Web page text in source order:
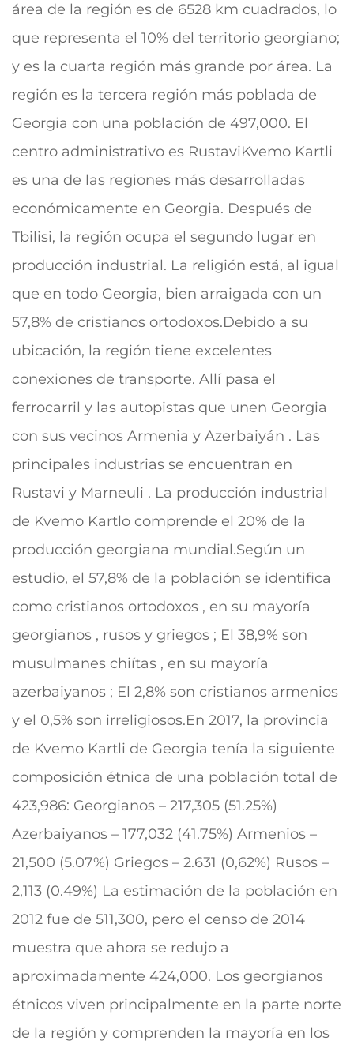
área de la región es de 6528 km cuadrados, lo
que representa el 10% del territorio georgiano;
y es la cuarta región más grande por área. La
región es la tercera región más poblada de
Georgia con una población de 497,000. El
centro administrativo es RustaviKvemo Kartli
es una de las regiones más desarrolladas
económicamente en Georgia. Después de
Tbilisi, la región ocupa el segundo lugar en
producción industrial. La religión está, al igual
que en todo Georgia, bien arraigada con un
57,8% de cristianos ortodoxos.Debido a su
ubicación, la región tiene excelentes
conexiones de transporte. Allí pasa el
ferrocarril y las autopistas que unen Georgia
con sus vecinos Armenia y Azerbaiyán . Las
principales industrias se encuentran en
Rustavi y Marneuli . La producción industrial
de Kvemo Kartlo comprende el 20% de la
producción georgiana mundial.Según un
estudio, el 57,8% de la población se identifica
como cristianos ortodoxos , en su mayoría
georgianos , rusos y griegos ; El 38,9% son
musulmanes chiítas , en su mayoría
azerbaiyanos ; El 2,8% son cristianos armenios
y el 0,5% son irreligiosos.En 2017, la provincia
de Kvemo Kartli de Georgia tenía la siguiente
composición étnica de una población total de
423,986: Georgianos – 217,305 (51.25%)
Azerbaiyanos – 177,032 (41.75%) Armenios –
21,500 (5.07%) Griegos – 2.631 (0,62%) Rusos –
2,113 (0.49%) La estimación de la población en
2012 fue de 511,300, pero el censo de 2014
muestra que ahora se redujo a
aproximadamente 424,000. Los georgianos
étnicos viven principalmente en la parte norte
de la región y comprenden la mayoría en los